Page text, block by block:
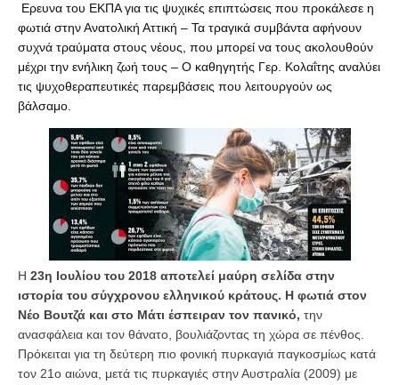
Ερευνα του ΕΚΠΑ για τις ψυχικές επιπτώσεις που προκάλεσε η
φωτιά στην Ανατολική Αττική – Τα τραγικά συμβάντα αφήνουν
συχνά τραύματα στους νέους, που μπορεί να τους ακολουθούν
μέχρι την ενήλικη ζωή τους – Ο καθηγητής Γερ. Κολαΐτης αναλύει
τις ψυχοθεραπευτικές παρεμβάσεις που λειτουργούν ως
βάλσαμο.
Η 23η Ιουλίου του 2018 αποτελεί μαύρη σελίδα στην
ιστορία του σύγχρονου ελληνικού κράτους. Η φωτιά στον
Νέο Βουτζά και στο Μάτι έσπειραν τον πανικό, την
ανασφάλεια και τον θάνατο, βουλιάζοντας τη χώρα σε πένθος.
Πρόκειται για τη δεύτερη πιο φονική πυρκαγιά παγκοσμίως κατά
τον 21ο αιώνα, μετά τις πυρκαγιές στην Αυστραλία (2009) με